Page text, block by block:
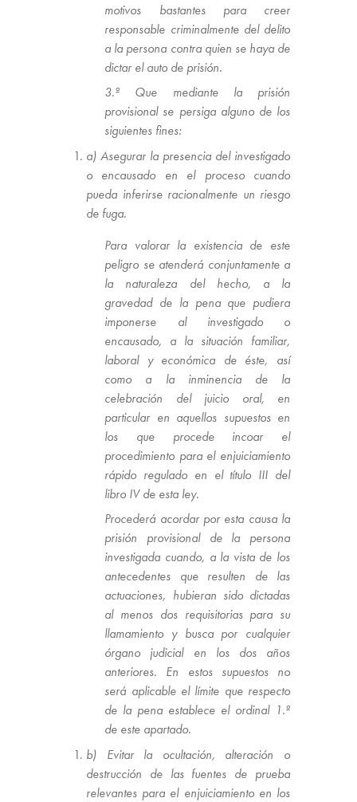
motivos bastantes para creer
responsable criminalmente del delito
a la persona contra quien se haya de
dictar el auto de prisión.
3.º Que mediante la prisión
provisional se persiga alguno de los
siguientes fines:
a) Asegurar la presencia del investigado
o encausado en el proceso cuando
pueda inferirse racionalmente un riesgo
de fuga.
Para valorar la existencia de este
peligro se atenderá conjuntamente a
la naturaleza del hecho, a la
gravedad de la pena que pudiera
imponerse al investigado o
encausado, a la situación familiar,
laboral y económica de éste, así
como a la inminencia de la
celebración del juicio oral, en
particular en aquellos supuestos en
los que procede incoar el
procedimiento para el enjuiciamiento
rápido regulado en el título III del
libro IV de esta ley.
Procederá acordar por esta causa la
prisión provisional de la persona
investigada cuando, a la vista de los
antecedentes que resulten de las
actuaciones, hubieran sido dictadas
al menos dos requisitorias para su
llamamiento y busca por cualquier
órgano judicial en los dos años
anteriores. En estos supuestos no
será aplicable el límite que respecto
de la pena establece el ordinal 1.º
de este apartado.
b) Evitar la ocultación, alteración o
destrucción de las fuentes de prueba
relevantes para el enjuiciamiento en los